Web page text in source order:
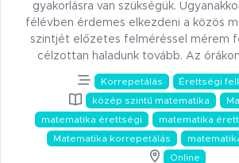
gyakorlásra van szükségük.
félévben érdemes elkezdeni a közös
szintjét előzetes felméréssel mérem
célzottan haladunk tovább. Az
Korrepetálás
Érettségi
közép szintű matematika
matematika érettségi
matematika
Matematika korrepetálás
Online